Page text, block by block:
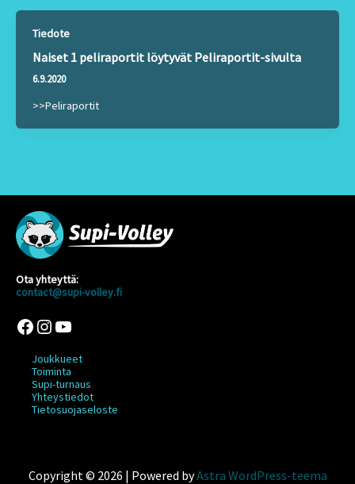
Tiedote
Naiset 1 peliraportit löytyvät Peliraportit-sivulta
6.9.2020
>>Peliraportit
Ota yhteyttä:
contact@supi-volley.fi
Facebook
Instagram
YouTube
Joukkueet
Toiminta
Supi-turnaus
Yhteystiedot
Tietosuojaseloste
Copyright © 2026 | Powered byAstra WordPress-teema